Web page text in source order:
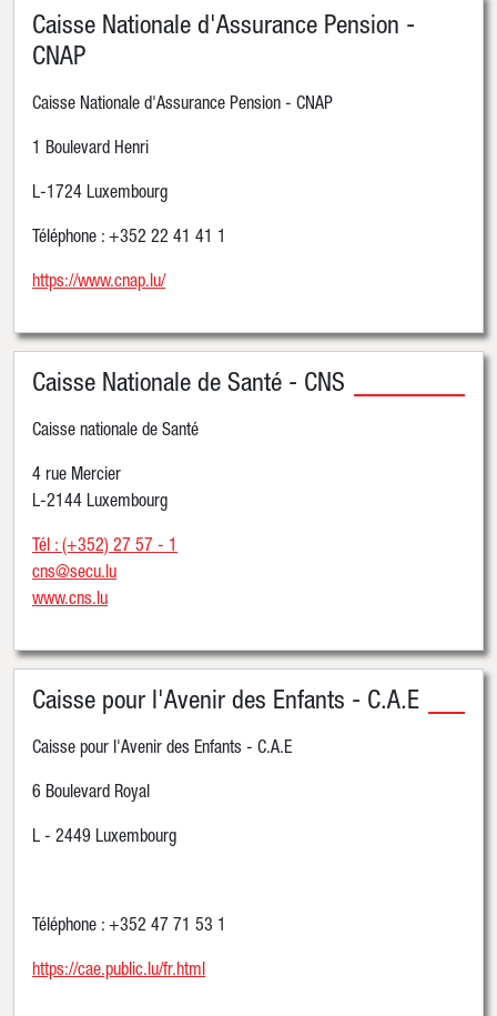
Caisse Nationale d'Assurance Pension -
CNAP
Caisse Nationale d'Assurance Pension - CNAP
1 Boulevard Henri
L-1724 Luxembourg
Téléphone : +352 22 41 41 1
https://www.cnap.lu/
Caisse Nationale de Santé - CNS
Caisse nationale de Santé
4 rue Mercier
L-2144 Luxembourg
Tél : (+352) 27 57 - 1
cns@secu.lu
www.cns.lu
Caisse pour l'Avenir des Enfants - C.A.E
Caisse pour l'Avenir des Enfants - C.A.E
6 Boulevard Royal
L - 2449 Luxembourg
Téléphone : +352 47 71 53 1
https://cae.public.lu/fr.html